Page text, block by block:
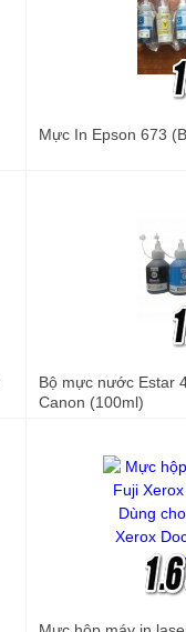
Mực In Epson 673
Bộ mực nước Estar
Canon (100ml)